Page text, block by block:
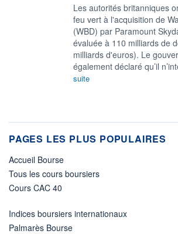
Les ‌autorités britanniques
feu vert à l'acquisition de
(WBD) par ​Paramount
évaluée à ​110 milliards de
milliards d'euros). Le
‌également déclaré qu’il
suite
PAGES LES PLUS POPULAIRES
Accueil Bourse
Tous les cours boursiers
Cours CAC 40
Indices boursiers internationaux
Palmarès Bourse